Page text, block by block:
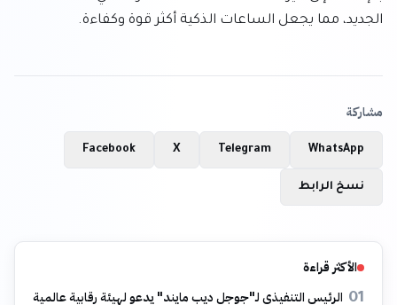
الجديد، مما يجعل الساعات الذكية أكثر قوة وكفاءة.
مشاركة
WhatsApp
Telegram
X
Facebook
نسخ الرابط
الأكثر قراءة
01 الرئيس التنفيذي لـ"جوجل ديب مايند" يدعو لهيئة رقابية عالمية